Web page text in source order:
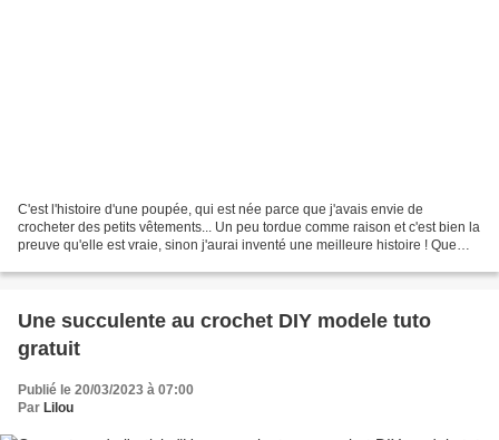
C'est l'histoire d'une poupée, qui est née parce que j'avais envie de
crocheter des petits vêtements... Un peu tordue comme raison et c'est bien la
preuve qu'elle est vraie, sinon j'aurai inventé une meilleure histoire ! Que
Une succulente au crochet DIY modele tuto
gratuit
Publié le 20/03/2023 à 07:00
Par Lilou